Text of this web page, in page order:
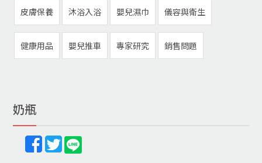
皮膚保養 沐浴入浴 嬰兒濕巾 儀容與衛生
健康用品 嬰兒推車 專家研究 銷售問題
奶瓶